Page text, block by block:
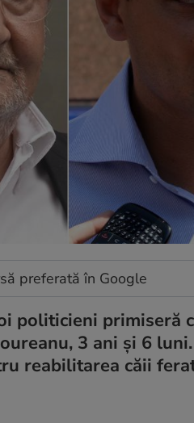
preferată în Google
politicieni primiseră
3 ani și 6
reabilitarea căii